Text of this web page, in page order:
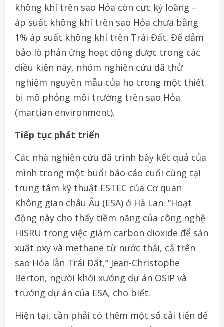
không khí trên sao Hỏa còn cực kỳ loãng –
áp suất không khí trên sao Hỏa chưa bằng
1% áp suất không khí trên Trái Đất. Để đảm
bảo lò phản ứng hoạt động được trong các
điều kiện này, nhóm nghiên cứu đã thử
nghiệm nguyên mẫu của họ trong một thiết
bị mô phỏng môi trường trên sao Hỏa
(martian environment).
Tiếp tục phát triển
Các nhà nghiên cứu đã trình bày kết quả của
mình trong một buổi báo cáo cuối cùng tại
trung tâm kỹ thuật ESTEC của Cơ quan
Không gian châu Âu (ESA) ở Hà Lan. “Hoạt
động này cho thấy tiềm năng của công nghệ
HISRU trong việc giảm carbon dioxide để sản
xuất oxy và methane từ nước thải, cả trên
sao Hỏa lẫn Trái Đất,” Jean-Christophe
Berton, người khởi xướng dự án OSIP và
trưởng dự án của ESA, cho biết.
Hiện tại, cần phải có thêm một số cải tiến để